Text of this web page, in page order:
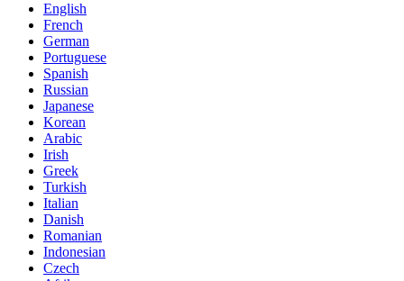
English
French
German
Portuguese
Spanish
Russian
Japanese
Korean
Arabic
Irish
Greek
Turkish
Italian
Danish
Romanian
Indonesian
Czech